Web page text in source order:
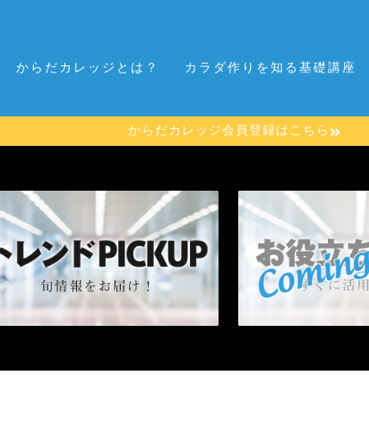
からだカレッジとは？ カラダ作りを知る基礎講座
からだカレッジ会員登録はこちら